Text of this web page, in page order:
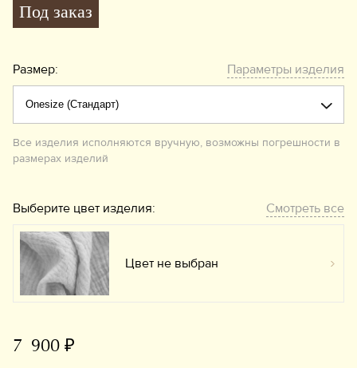
Под заказ
Размер: Параметры изделия
Все изделия исполняются вручную, возможны погрешности в
размерах изделий
Выберите цвет изделия: Смотреть все
Цвет не выбран
7 900 ₽